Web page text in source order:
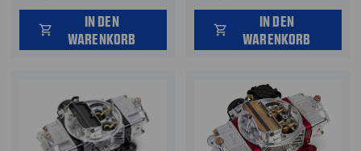
shopping_cart
IN DEN
WARENKORB
shopping_cart
IN DEN
WARENKORB